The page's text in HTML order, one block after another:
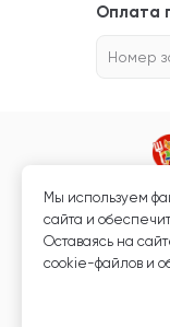
Оплата
Номер
Магазин
Любая информация,
Мы используем
сайта и
Оставаясь на
cookie-файлов и